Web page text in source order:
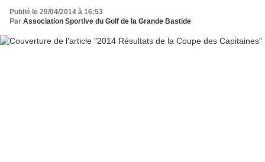
Publié le 29/04/2014 à 16:53
Par Association Sportive du Golf de la Grande Bastide